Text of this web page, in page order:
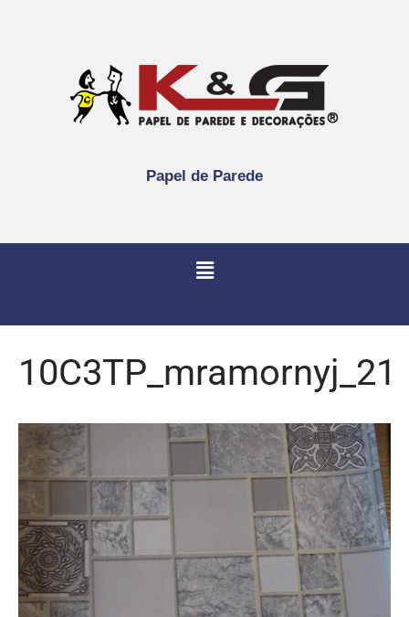
Papel de Parede
10C3TP_mramornyj_21